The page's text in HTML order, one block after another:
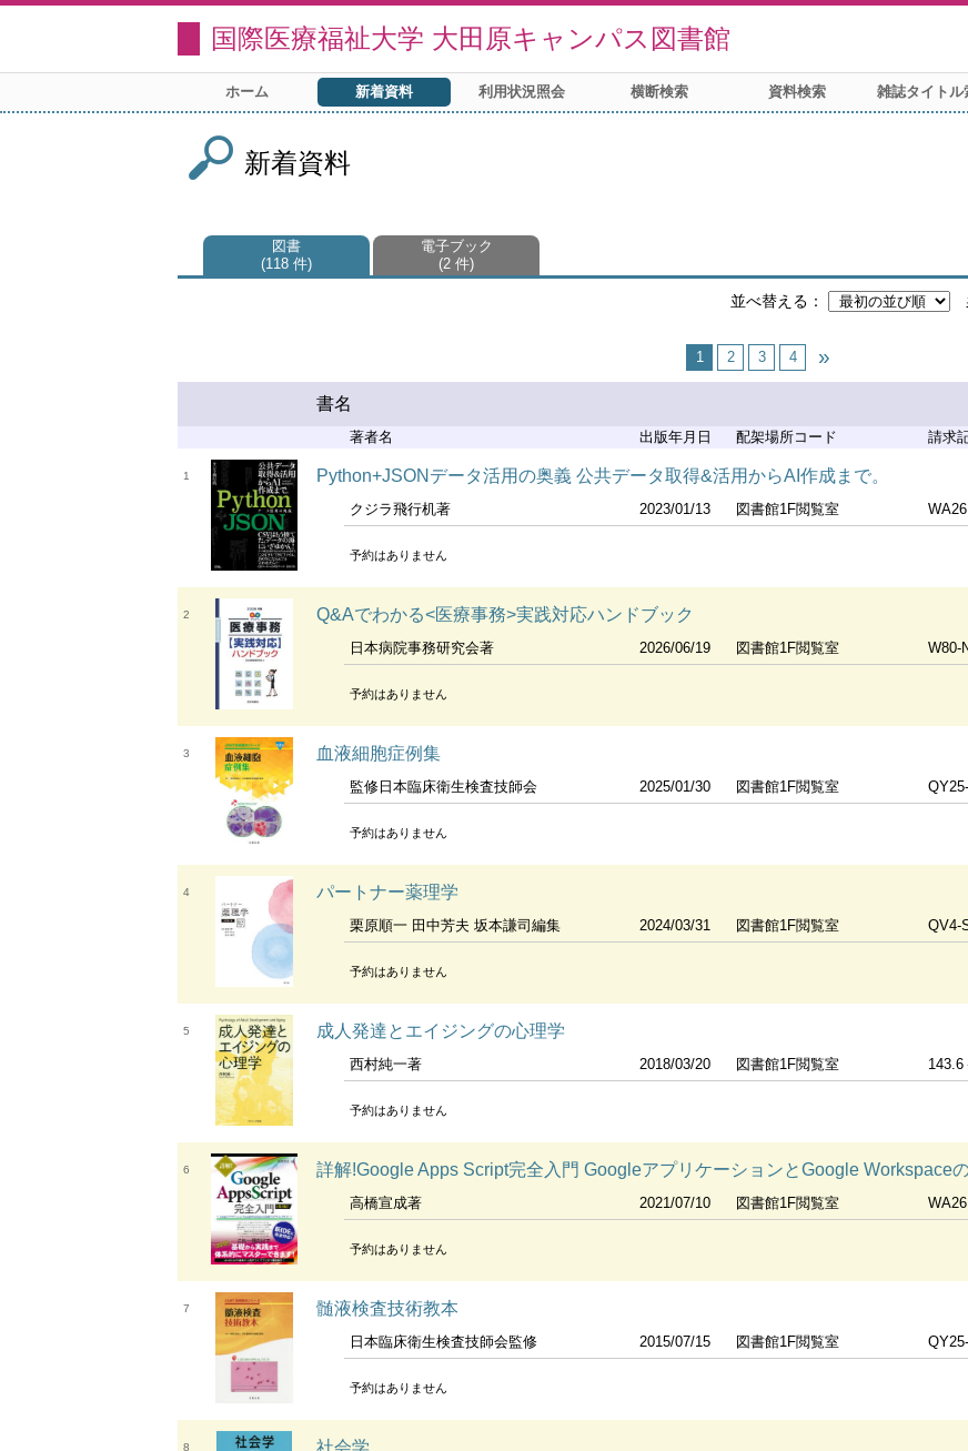
国際医療福祉大学 大田原キャンパス図書館
ホーム 新着資料 利用状況照会 横断検索 資料検索 雑誌タイトル
新着資料
図書
118 件
電子ブック
2 件
並べ替える
1 2 3 4
書名
著者名 出版年月日 配架場所コード 請求
1 Python+JSONデータ活用の奥義 公共データ取得&活用からAI作成まで。
クジラ飛行机著 2023/01/13 図書館1F閲覧室
予約はありません
2 Q&Aでわかる<医療事務>実践対応ハンドブック
日本病院事務研究会著 2026/06/19 図書館1F閲覧室 W80-
予約はありません
3 血液細胞症例集
監修日本臨床衛生検査技師会 2025/01/30 図書館1F閲覧室
予約はありません
4 パートナー薬理学
栗原順一 田中芳夫 坂本謙司編集 2024/03/31 図書館1F閲覧室 QV4-
予約はありません
5 成人発達とエイジングの心理学
西村純一著 2018/03/20 図書館1F閲覧室 143.6
予約はありません
6 詳解!Google Apps Script完全入門 GoogleアプリケーションとGoogle Workspace
高橋宣成著 2021/07/10 図書館1F閲覧室
予約はありません
7 髄液検査技術教本
日本臨床衛生検査技師会監修 2015/07/15 図書館1F閲覧室
予約はありません
8 社会学